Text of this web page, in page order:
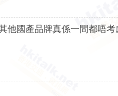
他國產品牌真係一間都唔考